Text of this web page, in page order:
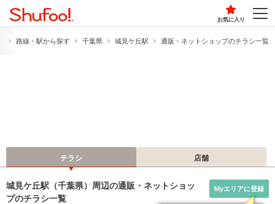
お気に入り
路線・駅から探す 千葉県 城見ケ丘駅 通販・ネットショップのチラシ一覧
チラシ 店舗
城見ケ丘駅（千葉県）周辺の通販・ネットショッ
プのチラシ一覧
Myエリアに登録